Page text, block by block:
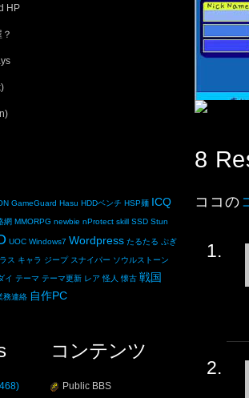
8
ココの
HP
GameGuard Hasu HDDベンチ HSP麺 ICQ
網 MMORPG newbie nProtect skill SSD Stun
UOC Windows7 Wordpress たるたる ぷぎ
ス キャラ ジープ スナイパー ソウルストーン
イ テーマ テーマ更新 レア 怪人 懐古 戦国
務連絡 自作PC
コンテンツ
Public BBS